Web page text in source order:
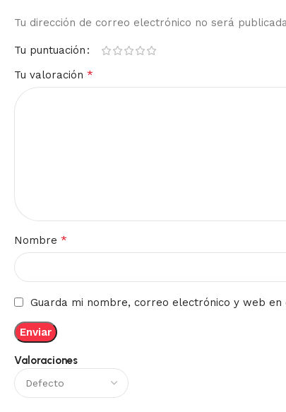
Valoraciones
Tu dirección de correo electrónico no será
Tu puntuación
Tu valoración *
Nombre *
Guarda mi nombre, correo electrónico y web